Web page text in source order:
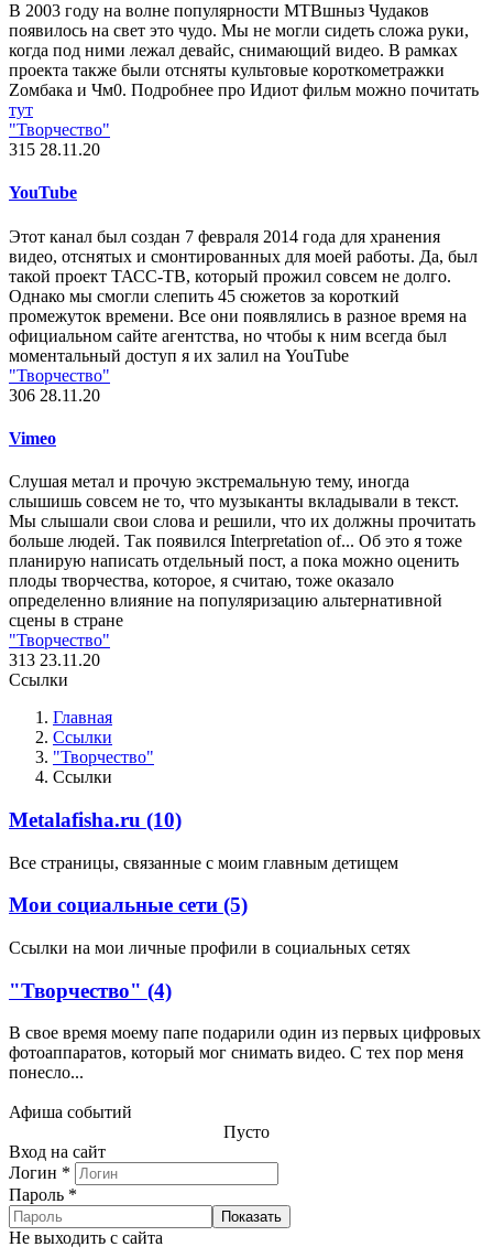
В 2003 году на волне популярности МТВшныз Чудаков
появилось на свет это чудо. Мы не могли сидеть сложа руки,
когда под ними лежал девайс, снимающий видео. В рамках
проекта также были отсняты культовые короткометражки
Zомбака и Чм0. Подробнее про Идиот фильм можно почитать
тут
"Творчество"
315 28.11.20
YouTube
Этот канал был создан 7 февраля 2014 года для хранения
видео, отснятых и смонтированных для моей работы. Да, был
такой проект ТАСС-ТВ, который прожил совсем не долго.
Однако мы смогли слепить 45 сюжетов за короткий
промежуток времени. Все они появлялись в разное время на
официальном сайте агентства, но чтобы к ним всегда был
моментальный доступ я их залил на YouTube
"Творчество"
306 28.11.20
Vimeo
Слушая метал и прочую экстремальную тему, иногда
слышишь совсем не то, что музыканты вкладывали в текст.
Мы слышали свои слова и решили, что их должны прочитать
больше людей. Так появился Interpretation of... Об это я тоже
планирую написать отдельный пост, а пока можно оценить
плоды творчества, которое, я считаю, тоже оказало
определенно влияние на популяризацию альтернативной
сцены в стране
"Творчество"
313 23.11.20
Ссылки
Главная
Ссылки
"Творчество"
Ссылки
Metalafisha.ru (10)
Все страницы, связанные с моим главным детищем
Мои социальные сети (5)
Ссылки на мои личные профили в социальных сетях
"Творчество" (4)
В свое время моему папе подарили один из первых цифровых
фотоаппаратов, который мог снимать видео. С тех пор меня
понесло...
Афиша событий
Пусто
Вход на сайт
Логин *
Пароль *
Показать
Не выходить с сайта